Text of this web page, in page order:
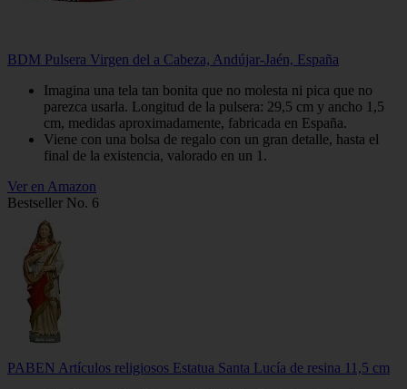
BDM Pulsera Virgen del a Cabeza, Andújar-Jaén, España
Imagina una tela tan bonita que no molesta ni pica que no
parezca usarla. Longitud de la pulsera: 29,5 cm y ancho 1,5
cm, medidas aproximadamente, fabricada en España.
Viene con una bolsa de regalo con un gran detalle, hasta el
final de la existencia, valorado en un 1.
Ver en Amazon
Bestseller No. 6
PABEN Artículos religiosos Estatua Santa Lucía de resina 11,5 cm